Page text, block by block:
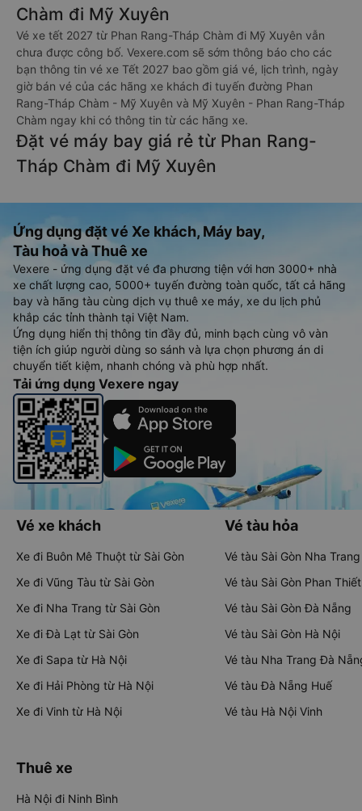
Chàm đi Mỹ Xuyên
Vé xe tết 2027 từ Phan Rang-Tháp Chàm đi Mỹ Xuyên vẫn
chưa được công bố. Vexere.com sẽ sớm thông báo cho các
bạn thông tin vé xe Tết 2027 bao gồm giá vé, lịch trình, ngày
giờ bán vé của các hãng xe khách đi tuyến đường Phan
Rang-Tháp Chàm - Mỹ Xuyên và Mỹ Xuyên - Phan Rang-Tháp
Chàm ngay khi có thông tin từ các hãng xe.
Đặt vé máy bay giá rẻ từ Phan Rang-
Tháp Chàm đi Mỹ Xuyên
Ứng dụng đặt vé Xe khách, Máy bay,
Tàu hoả và Thuê xe
Vexere - ứng dụng đặt vé đa phương tiện với hơn 3000+ nhà
xe chất lượng cao, 5000+ tuyến đường toàn quốc, tất cả hãng
bay và hãng tàu cùng dịch vụ thuê xe máy, xe du lịch phủ
khắp các tỉnh thành tại Việt Nam.
Ứng dụng hiển thị thông tin đầy đủ, minh bạch cùng vô vàn
tiện ích giúp người dùng so sánh và lựa chọn phương án di
chuyển tiết kiệm, nhanh chóng và phù hợp nhất.
Tải ứng dụng Vexere ngay
Vé xe khách
Xe đi Buôn Mê Thuột từ Sài Gòn
Xe đi Vũng Tàu từ Sài Gòn
Xe đi Nha Trang từ Sài Gòn
Xe đi Đà Lạt từ Sài Gòn
Xe đi Sapa từ Hà Nội
Xe đi Hải Phòng từ Hà Nội
Xe đi Vinh từ Hà Nội
Vé tàu hỏa
Vé tàu Sài Gòn Nha Trang
Vé tàu Sài Gòn Phan Thiết
Vé tàu Sài Gòn Đà Nẵng
Vé tàu Sài Gòn Hà Nội
Vé tàu Nha Trang Đà
Vé tàu Đà Nẵng Huế
Vé tàu Hà Nội Vinh
Thuê xe
Hà Nội đi Ninh Bình